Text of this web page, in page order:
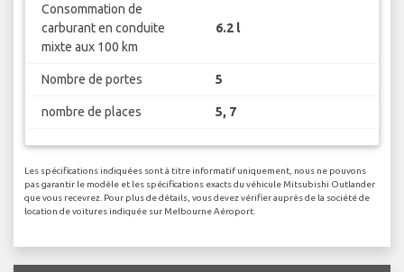
Consommation de
carburant en conduite
mixte aux 100 km
6.2 l
Nombre de portes 5
nombre de places 5, 7
Les spécifications indiquées sont à titre informatif uniquement, nous ne pouvons
pas garantir le modèle et les spécifications exacts du véhicule Mitsubishi Outlander
que vous recevrez. Pour plus de détails, vous devez vérifier auprès de la société de
location de voitures indiquée sur Melbourne Aéroport.